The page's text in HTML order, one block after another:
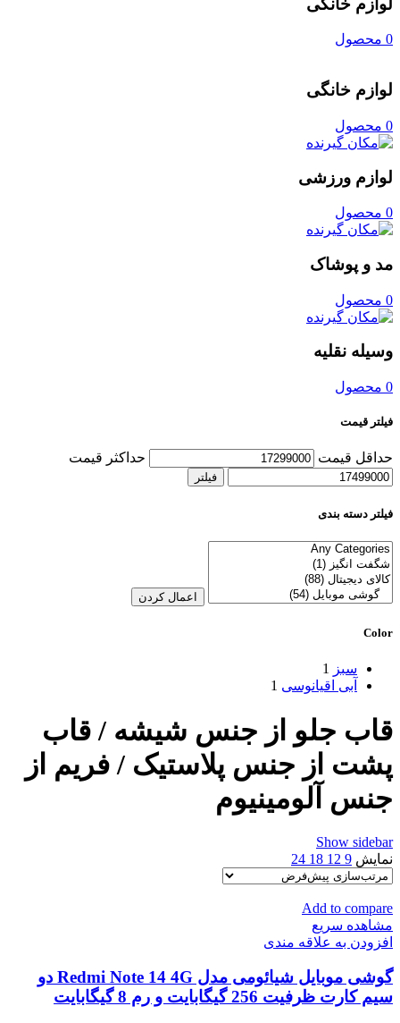
0 محصول
لوازم خانگی
0 محصول
لوازم ورزشی
0 محصول
مد و پوشاک
0 محصول
وسیله نقلیه
0 محصول
فیلتر قیمت
حداقل قیمت حداکثر قیمت
فیلتر
فیلتر دسته بندی
اعمال کردن
Color
سبز
1
آبی اقیانوسی 1
قاب جلو از جنس شیشه / قاب
پشت از جنس پلاستیک / فریم از
جنس آلومینیوم
Show sidebar
نمایش 9
12
18
24
Add to compare
مشاهده سریع
افزودن به علاقه مندی
گوشی موبایل شیائومی مدل Redmi Note 14 4G دو
سیم کارت ظرفیت 256 گیگابایت و رم 8 گیگابایت